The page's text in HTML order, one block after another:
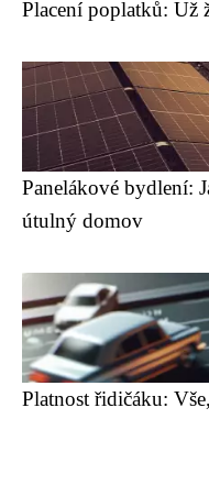
Placení poplatků: Už
Panelákové bydlení:
útulný domov
Platnost řidičáku: